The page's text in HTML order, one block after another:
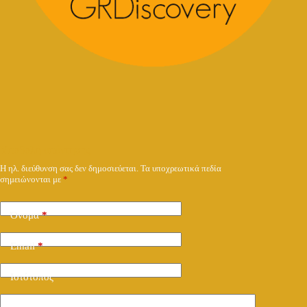
Η ηλ. διεύθυνση σας δεν δημοσιεύεται. Τα υποχρεωτικά πεδία
σημειώνονται με *
Όνομα*
Email*
Ιστότοπος